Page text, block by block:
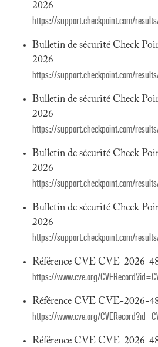
2026
https://support.checkpoint.com/
Bulletin de sécurité Check
2026
https://support.checkpoint.com/
Bulletin de sécurité Check
2026
https://support.checkpoint.com/
Bulletin de sécurité Check
2026
https://support.checkpoint.com/
Bulletin de sécurité Check
2026
https://support.checkpoint.com/
Référence CVE CVE-2026-
https://www.cve.org/
Référence CVE CVE-2026-
https://www.cve.org/
Référence CVE CVE-2026-